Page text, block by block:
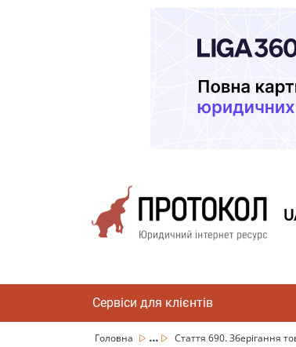
Сервіси для клієнтів
Головна ... Стаття 690. Зберігання